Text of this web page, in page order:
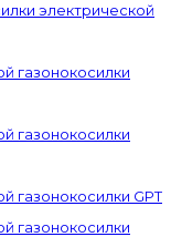
электрической
газонокосилки
газонокосилки
газонокосилки GPT
газонокосилки